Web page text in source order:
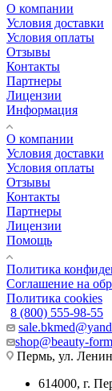
О компании
Условия доставки
Условия оплаты
Отзывы
Контакты
Партнеры
Лицензии
Информация
О компании
Условия доставки
Условия оплаты
Отзывы
Контакты
Партнеры
Лицензии
Помощь
Политика
Соглашение на
Политика cookies
8 (800) 555-98-55
shop@beauty-
Пермь, ул.
614000, г.